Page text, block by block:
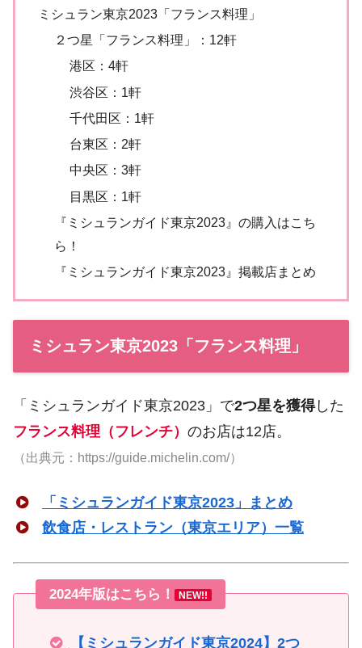
ミシュラン東京2023「フランス料理」
２つ星「フランス料理」：12軒
港区：4軒
渋谷区：1軒
千代田区：1軒
台東区：2軒
中央区：3軒
目黒区：1軒
『ミシュランガイド東京2023』の購入はこち
ら！
『ミシュランガイド東京2023』掲載店まとめ
ミシュラン東京2023「フランス料理」
「ミシュランガイド東京2023」で2つ星を獲得した
フランス料理（フレンチ） のお店は12店。
（出典元：https://guide.michelin.com/）
「ミシュランガイド東京2023」まとめ
飲食店・レストラン（東京エリア）一覧
2024年版はこちら！ NEW!!
【ミシュランガイド東京2024】2つ